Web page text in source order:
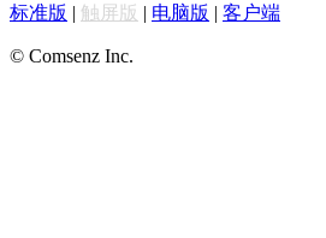
标准版 | 触屏版 | 电脑版 | 客户端
© Comsenz Inc.